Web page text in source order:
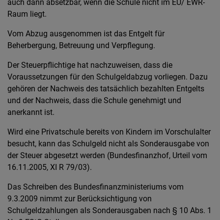
auch dann absetzbar, wenn die Schule nicht im EU/ EWR-
Raum liegt.
Vom Abzug ausgenommen ist das Entgelt für
Beherbergung, Betreuung und Verpflegung.
Der Steuerpflichtige hat nachzuweisen, dass die
Voraussetzungen für den Schulgeldabzug vorliegen. Dazu
gehören der Nachweis des tatsächlich bezahlten Entgelts
und der Nachweis, dass die Schule genehmigt und
anerkannt ist.
Wird eine Privatschule bereits von Kindern im Vorschulalter
besucht, kann das Schulgeld nicht als Sonderausgabe von
der Steuer abgesetzt werden (Bundesfinanzhof, Urteil vom
16.11.2005, XI R 79/03).
Das Schreiben des Bundesfinanzministeriums vom
9.3.2009 nimmt zur Berücksichtigung von
Schulgeldzahlungen als Sonderausgaben nach § 10 Abs. 1